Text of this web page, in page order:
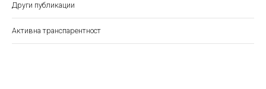
Други публикации
Aктивна транспарентност